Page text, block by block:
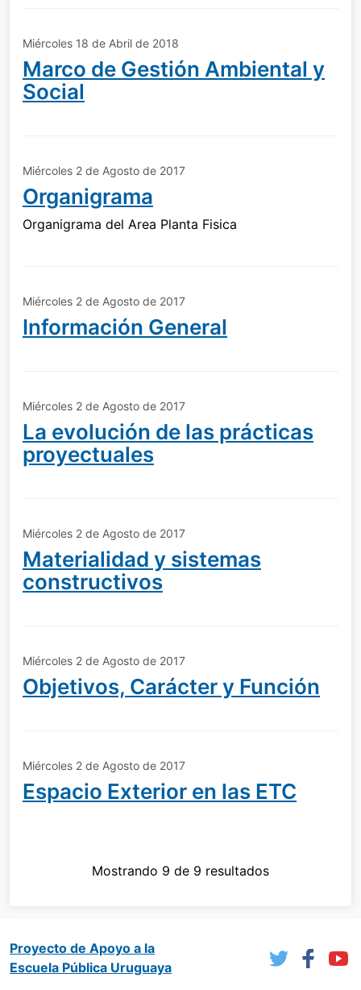
Miércoles 18 de Abril de 2018
Marco de Gestión Ambiental y
Social
Miércoles 2 de Agosto de 2017
Organigrama
Organigrama del Area Planta Fisica
Miércoles 2 de Agosto de 2017
Información General
Miércoles 2 de Agosto de 2017
La evolución de las prácticas
proyectuales
Miércoles 2 de Agosto de 2017
Materialidad y sistemas
constructivos
Miércoles 2 de Agosto de 2017
Objetivos, Carácter y Función
Miércoles 2 de Agosto de 2017
Espacio Exterior en las ETC
Mostrando 9 de 9 resultados
Proyecto de Apoyo a la
Escuela Pública Uruguaya